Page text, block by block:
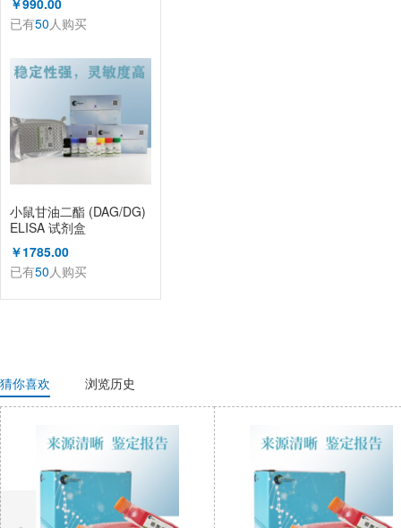
￥990.00
已有50人购买
小鼠甘油二酯 (DAG/DG)
ELISA 试剂盒
￥1785.00
已有50人购买
猜你喜欢 浏览历史